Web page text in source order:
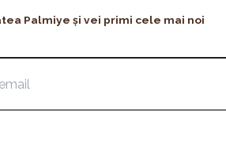
Palmiye și vei primi cele mai noi